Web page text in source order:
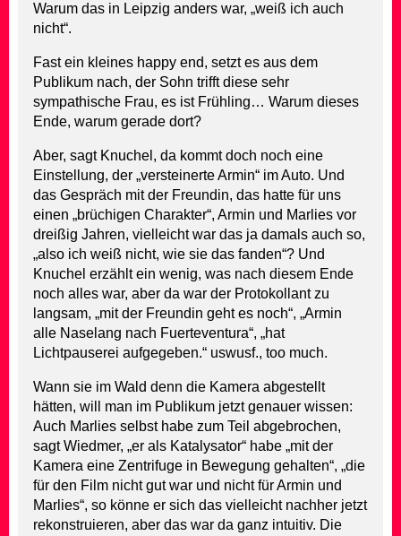
Warum das in Leipzig anders war, „weiß ich auch
nicht“.
Fast ein kleines happy end, setzt es aus dem
Publikum nach, der Sohn trifft diese sehr
sympathische Frau, es ist Frühling… Warum dieses
Ende, warum gerade dort?
Aber, sagt Knuchel, da kommt doch noch eine
Einstellung, der „versteinerte Armin“ im Auto. Und
das Gespräch mit der Freundin, das hatte für uns
einen „brüchigen Charakter“, Armin und Marlies vor
dreißig Jahren, vielleicht war das ja damals auch so,
„also ich weiß nicht, wie sie das fanden“? Und
Knuchel erzählt ein wenig, was nach diesem Ende
noch alles war, aber da war der Protokollant zu
langsam, „mit der Freundin geht es noch“, „Armin
alle Naselang nach Fuerteventura“, „hat
Lichtpauserei aufgegeben.“ uswusf., too much.
Wann sie im Wald denn die Kamera abgestellt
hätten, will man im Publikum jetzt genauer wissen:
Auch Marlies selbst habe zum Teil abgebrochen,
sagt Wiedmer, „er als Katalysator“ habe „mit der
Kamera eine Zentrifuge in Bewegung gehalten“, „die
für den Film nicht gut war und nicht für Armin und
Marlies“, so könne er sich das vielleicht nachher jetzt
rekonstruieren, aber das war da ganz intuitiv. Die